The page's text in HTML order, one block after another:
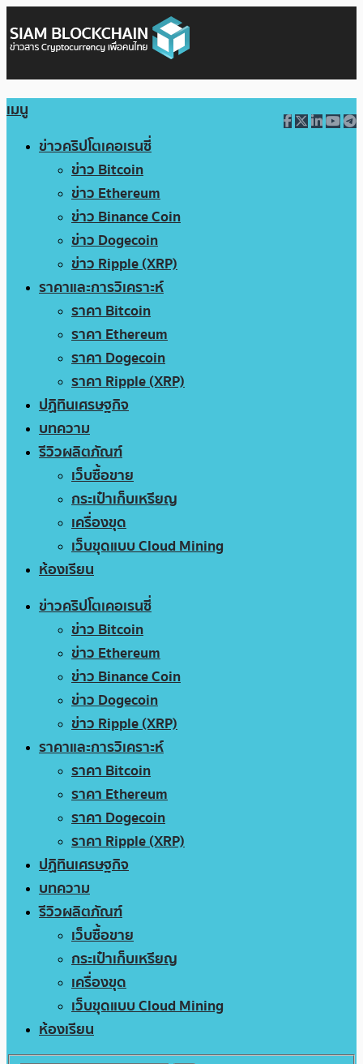
เมนู
ข่าวคริปโตเคอเรนซี่
ข่าว Bitcoin
ข่าว Ethereum
ข่าว Binance Coin
ข่าว Dogecoin
ข่าว Ripple (XRP)
ราคาและการวิเคราะห์
ราคา Bitcoin
ราคา Ethereum
ราคา Dogecoin
ราคา Ripple (XRP)
ปฏิทินเศรษฐกิจ
บทความ
รีวิวผลิตภัณฑ์
เว็บซื้อขาย
กระเป๋าเก็บเหรียญ
เครื่องขุด
เว็บขุดแบบ Cloud Mining
ห้องเรียน
ข่าวคริปโตเคอเรนซี่
ข่าว Bitcoin
ข่าว Ethereum
ข่าว Binance Coin
ข่าว Dogecoin
ข่าว Ripple (XRP)
ราคาและการวิเคราะห์
ราคา Bitcoin
ราคา Ethereum
ราคา Dogecoin
ราคา Ripple (XRP)
ปฏิทินเศรษฐกิจ
บทความ
รีวิวผลิตภัณฑ์
เว็บซื้อขาย
กระเป๋าเก็บเหรียญ
เครื่องขุด
เว็บขุดแบบ Cloud Mining
ห้องเรียน